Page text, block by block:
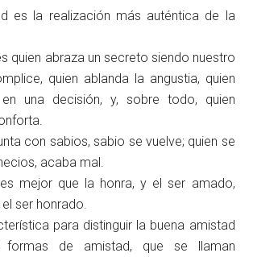
es la realización más auténtica de la
quien abraza un secreto siendo nuestro
quien ablanda la angustia, quien
una decisión, y, sobre todo, quien
con sabios, sabio se vuelve; quien se
acaba mal.
mejor que la honra, y el ser amado,
ser honrado.
para distinguir la buena amistad
de amistad, que se llaman